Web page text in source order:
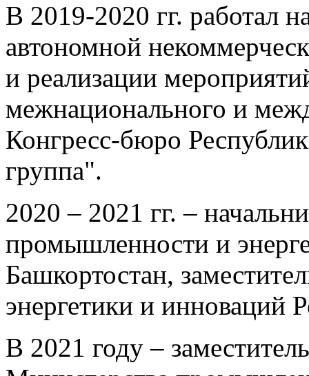
В 2019-2020 гг. работал
автономной
и реализации
межнационального и
Конгресс-бюро
группа".
2020 – 2021 гг. –
промышленности и
Башкортостан,
энергетики и инноваций
В 2021 году –